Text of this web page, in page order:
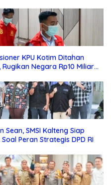
KPU Kotim Ditahan
Negara Rp10 Miliar
Sean, SMSI Kalteng Siap
Peran Strategis DPD RI